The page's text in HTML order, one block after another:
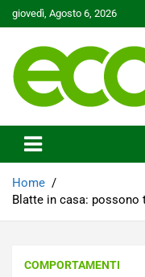
Skip
to
giovedì, Agosto 6, 2026
Ecoo.it
Home
Blatte in casa:
COMPORTAMENTI